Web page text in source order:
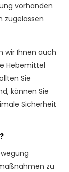
vorhanden
zugelassen
wir Ihnen auch
Hebemittel
Sie
können Sie
Sicherheit
zu